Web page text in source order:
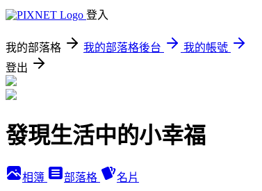
登入
我的部落格 我的部落格後台
我的帳號
登出
發現生活中的小幸福
相簿 部落格 名片